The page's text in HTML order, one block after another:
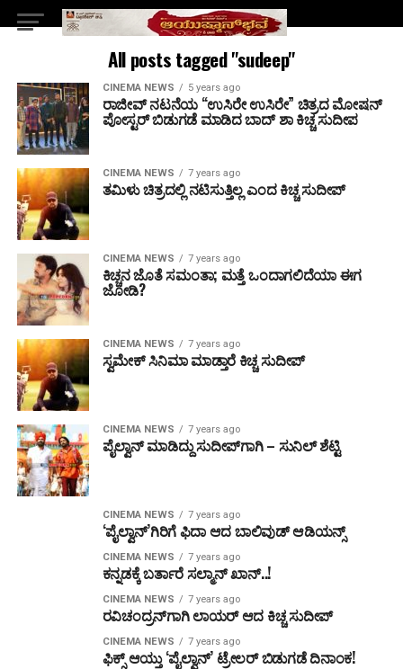
All posts tagged "sudeep"
CINEMA NEWS 5 years ago
ರಾಜೀವ್ ನಟನೆಯ “ಉಸಿರೇ ಉಸಿರೇ” ಚಿತ್ರದ ಮೋಷನ್
ಪೋಸ್ಟರ್ ಬಿಡುಗಡೆ ಮಾಡಿದ ಬಾದ್ ಶಾ ಕಿಚ್ಚ ಸುದೀಪ
CINEMA NEWS 7 years ago
ತಮಿಳು ಚಿತ್ರದಲ್ಲಿ ನಟಿಸುತ್ತಿಲ್ಲ ಎಂದ ಕಿಚ್ಚ ಸುದೀಪ್‌
CINEMA NEWS 7 years ago
ಕಿಚ್ಚನ ಜೊತೆ ಸಮಂತಾ; ಮತ್ತೆ ಒಂದಾಗಲಿದೆಯಾ ಈಗ
ಜೋಡಿ?
CINEMA NEWS 7 years ago
ಸ್ವಮೇಕ್‌ ಸಿನಿಮಾ ಮಾಡ್ತಾರೆ ಕಿಚ್ಚ ಸುದೀಪ್
CINEMA NEWS 7 years ago
ಪೈಲ್ವಾನ್‌ ಮಾಡಿದ್ದು ಸುದೀಪ್‌ಗಾಗಿ – ಸುನಿಲ್ ಶೆಟ್ಟಿ
CINEMA NEWS 7 years ago
‘ಪೈಲ್ವಾನ್‌’ಗಿರಿಗೆ ಫಿದಾ ಆದ ಬಾಲಿವುಡ್ ಆಡಿಯನ್ಸ್
CINEMA NEWS 7 years ago
ಕನ್ನಡಕ್ಕೆ ಬರ್ತಾರೆ ಸಲ್ಮಾನ್ ಖಾನ್‌..!
CINEMA NEWS 7 years ago
ರವಿಚಂದ್ರನ್‌ಗಾಗಿ ಲಾಯರ್‌ ಆದ ಕಿಚ್ಚ ಸುದೀಪ್‌
CINEMA NEWS 7 years ago
ಫಿಕ್ಸ್ ಆಯ್ತು ‘ಪೈಲ್ವಾನ್’ ಟ್ರೇಲರ್ ಬಿಡುಗಡೆ ದಿನಾಂಕ!